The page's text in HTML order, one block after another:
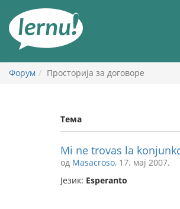
садржају
Форум Просторија за договоре
Тема
Mi ne trovas la
од Masacroso, 17. мај 2007.
Језик: Esperanto